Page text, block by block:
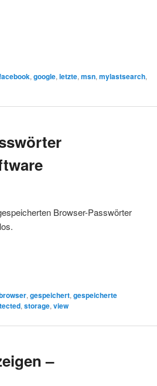
, google, letzte, msn, mylastsearch,
Browser-Passwörter
,gespeichert,gespeicherte
,storage,view
–